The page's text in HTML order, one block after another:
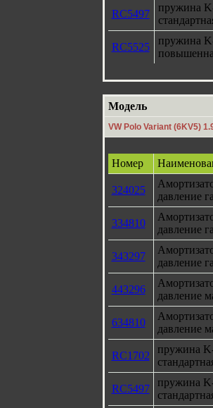
RC5497
пружина
RC5525
пружина
Модель
VW Polo Variant (6KV5)
Номер
324025
давление
334810
давление
343297
давление
443296
давление
634810
давление
RC1702
пружина
RC5497
пружина